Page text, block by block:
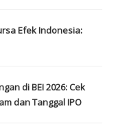
Efek Indonesia:
di BEI 2026: Cek
dan Tanggal IPO